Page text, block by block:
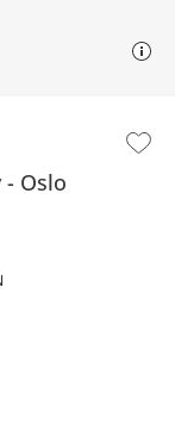
Oslo